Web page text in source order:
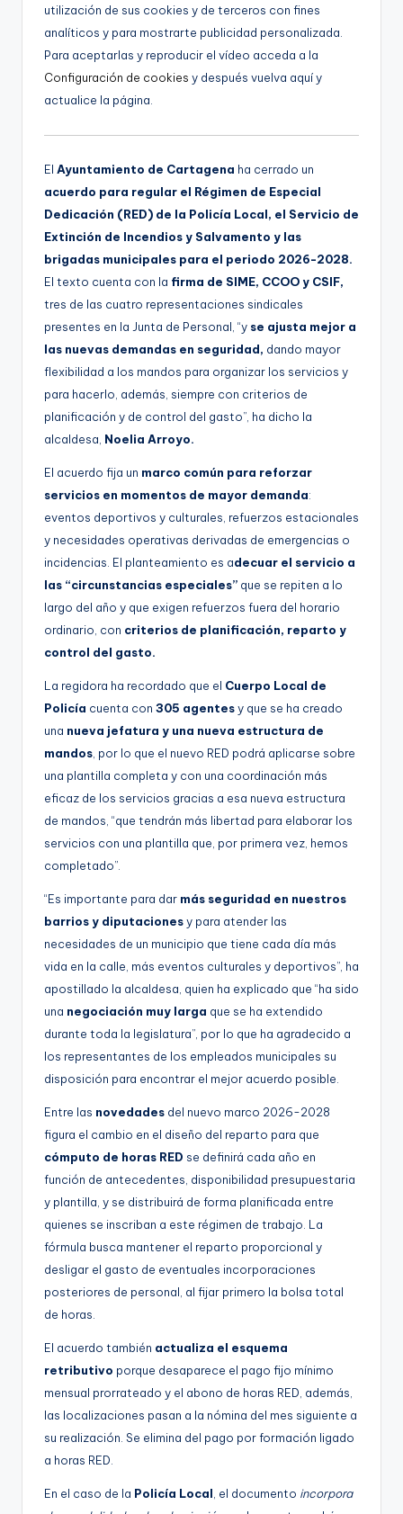
utilización de sus cookies y de terceros con fines
analíticos y para mostrarte publicidad personalizada.
Para aceptarlas y reproducir el vídeo acceda a la
Configuración de cookies y después vuelva aquí y
actualice la página.
El Ayuntamiento de Cartagena ha cerrado un
acuerdo para regular el Régimen de Especial
Dedicación (RED) de la Policía Local, el Servicio de
Extinción de Incendios y Salvamento y las
brigadas municipales para el periodo 2026-2028.
El texto cuenta con la firma de SIME, CCOO y CSIF,
tres de las cuatro representaciones sindicales
presentes en la Junta de Personal, “y se ajusta mejor a
las nuevas demandas en seguridad, dando mayor
flexibilidad a los mandos para organizar los servicios y
para hacerlo, además, siempre con criterios de
planificación y de control del gasto”, ha dicho la
alcaldesa, Noelia Arroyo.
El acuerdo fija un marco común para reforzar
servicios en momentos de mayor demanda:
eventos deportivos y culturales, refuerzos estacionales
y necesidades operativas derivadas de emergencias o
incidencias. El planteamiento es adecuar el servicio a
las “circunstancias especiales” que se repiten a lo
largo del año y que exigen refuerzos fuera del horario
ordinario, con criterios de planificación, reparto y
control del gasto.
La regidora ha recordado que el Cuerpo Local de
Policía cuenta con 305 agentesy que se ha creado
una nueva jefatura y una nueva estructura de
mandos, por lo que el nuevo RED podrá aplicarse sobre
una plantilla completa y con una coordinación más
eficaz de los servicios gracias a esa nueva estructura
de mandos, “que tendrán más libertad para elaborar los
servicios con una plantilla que, por primera vez, hemos
completado”.
“Es importante para dar más seguridad en nuestros
barrios y diputacionesy para atender las
necesidades de un municipio que tiene cada día más
vida en la calle, más eventos culturales y deportivos”, ha
apostillado la alcaldesa, quien ha explicado que “ha sido
una negociación muy larga que se ha extendido
durante toda la legislatura”, por lo que ha agradecido a
los representantes de los empleados municipales su
disposición para encontrar el mejor acuerdo posible.
Entre las novedades del nuevo marco 2026-2028
figura el cambio en el diseño del reparto para que
cómputo de horas RED se definirá cada año en
función de antecedentes, disponibilidad presupuestaria
y plantilla, y se distribuirá de forma planificada entre
quienes se inscriban a este régimen de trabajo. La
fórmula busca mantener el reparto proporcional y
desligar el gasto de eventuales incorporaciones
posteriores de personal, al fijar primero la bolsa total
de horas.
El acuerdo también actualiza el esquema
retributivo porque desaparece el pago fijo mínimo
mensual prorrateado y el abono de horas RED, además,
las localizaciones pasan a la nómina del mes siguiente a
su realización. Se elimina del pago por formación ligado
a horas RED.
En el caso de la Policía Local, el documento incorpora